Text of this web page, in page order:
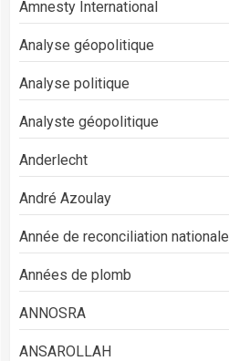
Amnesty International
Analyse géopolitique
Analyse politique
Analyste géopolitique
Anderlecht
André Azoulay
Année de reconciliation nationale
Années de plomb
ANNOSRA
ANSAROLLAH